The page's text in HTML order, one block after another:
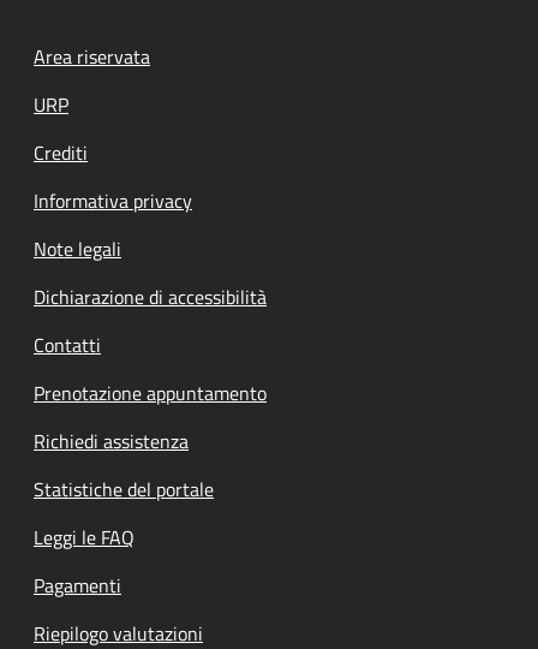
Footer menu
Area riservata
URP
Crediti
Informativa privacy
Note legali
Dichiarazione di accessibilità
Contatti
Prenotazione appuntamento
Richiedi assistenza
Statistiche del portale
Leggi le FAQ
Pagamenti
Riepilogo valutazioni